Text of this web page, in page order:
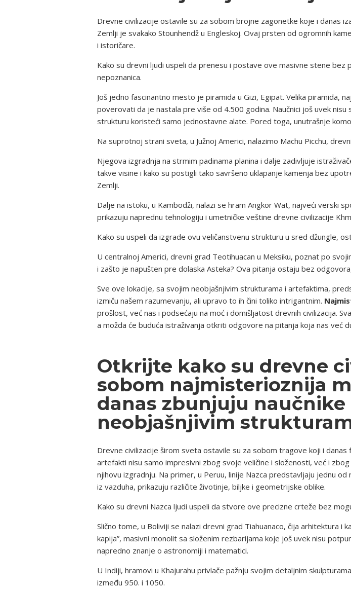
Drevne civilizacije ostavile su za sobom brojne zagonetke koje i danas
Zemlji je svakako Stounhendž u Engleskoj. Ovaj prsten od ogromnih
i istoričare.
Kako su drevni ljudi uspeli da prenesu i postave ove masivne stene
nepoznanica.
Još jedno fascinantno mesto je piramida u Gizi, Egipat. Velika piramida,
poverovati da je nastala pre više od 4.500 godina. Naučnici još uvek
strukturu koristeći samo jednostavne alate. Pored toga, unutrašnje
Na suprotnoj strani sveta, u Južnoj Americi, nalazimo Machu Picchu,
Njegova izgradnja na strmim padinama planina i dalje zadivljuje
takve visine i kako su postigli tako savršeno uklapanje kamenja bez
Zemlji.
Dalje na istoku, u Kambodži, nalazi se hram Angkor Wat, najveći verski
prikazuju naprednu tehnologiju i umetničke veštine drevne civilizacije
Kako su uspeli da izgrade ovu veličanstvenu strukturu u sred džungle,
U centralnoj Americi, drevni grad Teotihuacan u Meksiku, poznat po
i zašto je napušten pre dolaska Asteka? Ova pitanja ostaju bez
Sve ove lokacije, sa svojim neobjašnjivim strukturama i artefaktima,
izmiču našem razumevanju, ali upravo to ih čini toliko intrigantnim.
prošlost, već nas i podsećaju na moć i domišljatost drevnih civilizacija.
a možda će buduća istraživanja otkriti odgovore na pitanja koja nas već
Otkrijte kako su drevne
sobom najmisterioznija
danas zbunjuju naučnike
neobjašnjivim
Drevne civilizacije širom sveta ostavile su za sobom tragove koji i
artefakti nisu samo impresivni zbog svoje veličine i složenosti, već i
njihovu izgradnju. Na primer, u Peruu, linije Nazca predstavljaju jednu
iz vazduha, prikazuju različite životinje, biljke i geometrijske oblike.
Kako su drevni Nazca ljudi uspeli da stvore ove precizne crteže bez
Slično tome, u Boliviji se nalazi drevni grad Tiahuanaco, čija arhitektura i
kapija”, masivni monolit sa složenim rezbarijama koje još uvek nisu
napredno znanje o astronomiji i matematici.
U Indiji, hramovi u Khajurahu privlače pažnju svojim detaljnim
između 950. i 1050.